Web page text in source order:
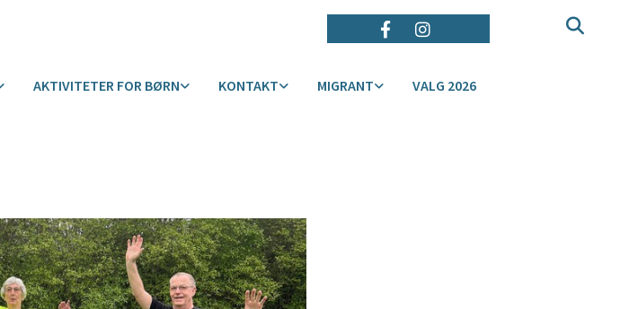
AKTIVITETER FOR BØRN KONTAKT MIGRANT VALG 2026